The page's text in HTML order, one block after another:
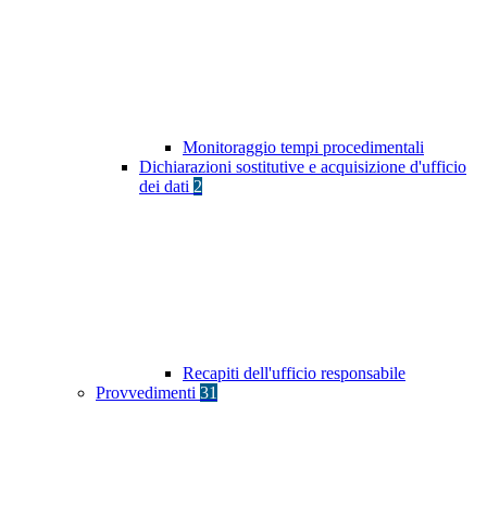
Monitoraggio tempi procedimentali
Dichiarazioni sostitutive e acquisizione d'ufficio
dei dati 2
Recapiti dell'ufficio responsabile
Provvedimenti 31